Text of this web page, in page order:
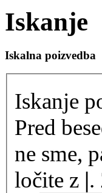
Iskanje
Iskalna poizvedba
Iskanje
Pred
ne sme,
ločite z |.